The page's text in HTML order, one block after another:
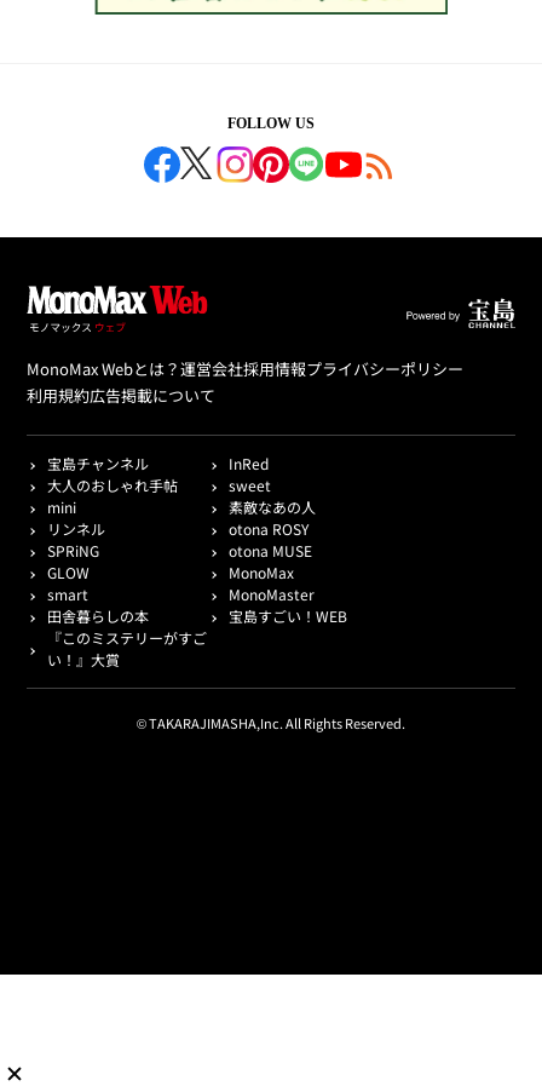
FOLLOW US
MonoMax Webとは？運営会社採用情報プライバシーポリシー
利用規約広告掲載について
宝島チャンネル
InRed
大人のおしゃれ手帖
sweet
mini
素敵なあの人
リンネル
otona ROSY
SPRiNG
otona MUSE
GLOW
MonoMax
smart
MonoMaster
田舎暮らしの本
宝島すごい！WEB
『このミステリーがすご
い！』大賞
© TAKARAJIMASHA,Inc. All Rights Reserved.